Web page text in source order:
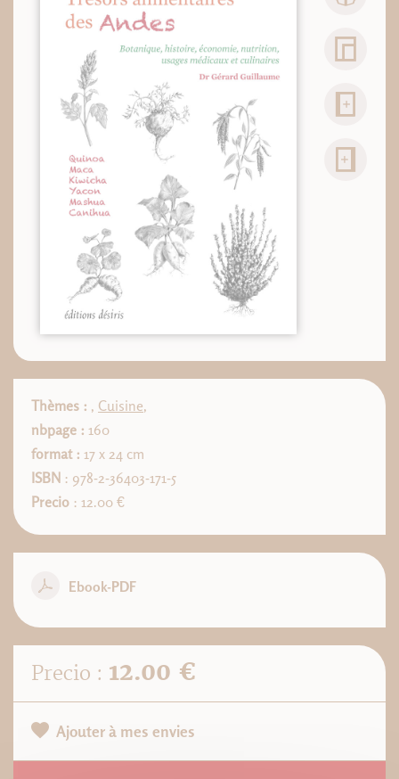
Thèmes : , Cuisine,
nbpage : 160
format : 17 x 24 cm
ISBN : 978-2-36403-171-5
Precio : 12.00 €
Ebook-PDF
Precio : 12.00 €
Ajouter à mes envies